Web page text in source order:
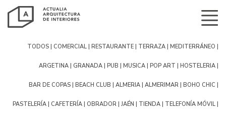
Todos Comercial Restaurante terraza mediterráneo
argetina Granada pub musica pop art hosteleria
bar de copas Beach Club Almeria Almerimar boho chic
pastelería cafetería obrador Jaén tienda telefonía móvil